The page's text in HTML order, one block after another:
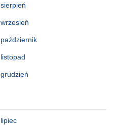
sierpień
wrzesień
październik
listopad
grudzień
lipiec